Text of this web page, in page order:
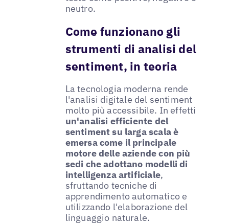
neutro.
Come funzionano gli
strumenti di analisi del
sentiment, in teoria
La tecnologia moderna rende
l'analisi digitale del sentiment
molto più accessibile. In effetti
un'analisi efficiente del
sentiment su larga scala è
emersa come il principale
motore delle aziende con più
sedi che adottano modelli di
intelligenza artificiale,
sfruttando tecniche di
apprendimento automatico e
utilizzando l'elaborazione del
linguaggio naturale.